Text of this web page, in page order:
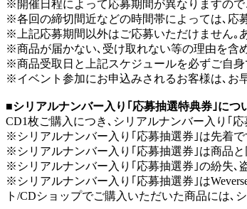
※開催日程によって応募期間が異なりますので
※各回の締切間近などの時間帯によっては､応
※上記応募期間以外はご応募いただけません｡
※商品が届かない､受け取れない等の理由を含
※商品受取日と上記スケジュールを必ずご自
※イベント参加にお申込みされるお客様は､お
■シリアルナンバー入り｢応募抽選特典券｣につ
CD1枚ご購入につき､シリアルナンバー入り｢
※シリアルナンバー入り｢応募抽選券｣は先着
※シリアルナンバー入り｢応募抽選券｣は商品
※シリアルナンバー入り｢応募抽選券｣の紛失､
※シリアルナンバー入り｢応募抽選券｣は
ト/CDショップでご購入いただいた商品には､